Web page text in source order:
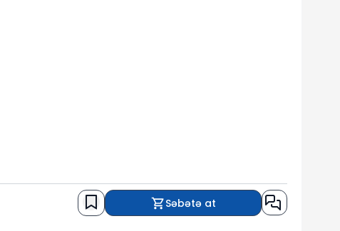
Səbətə at